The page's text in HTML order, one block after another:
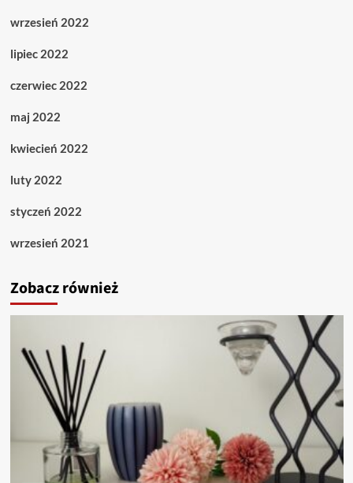
wrzesień 2022
lipiec 2022
czerwiec 2022
maj 2022
kwiecień 2022
luty 2022
styczeń 2022
wrzesień 2021
Zobacz również